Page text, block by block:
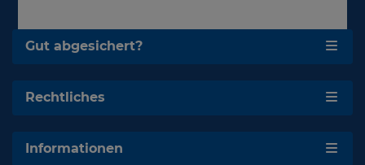
Gut abgesichert?
Rechtliches
Informationen